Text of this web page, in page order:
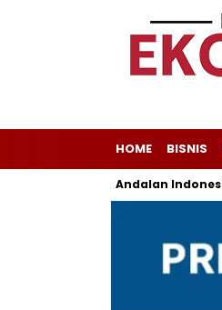
HOME BISNIS
Masih Jadi Andalan Indonesia